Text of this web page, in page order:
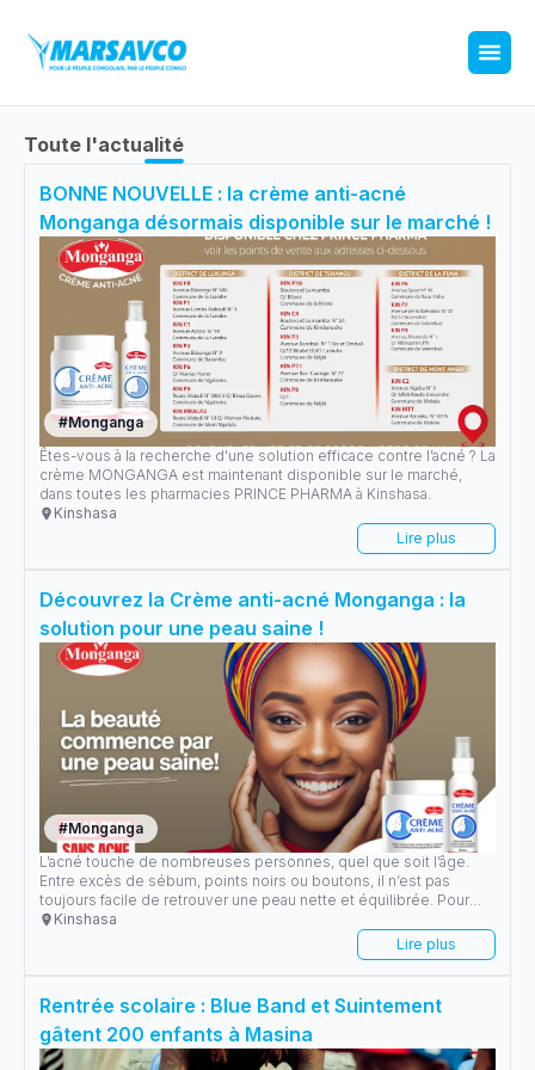
Toute l'actualité
BONNE NOUVELLE : la crème anti-acné
Monganga désormais disponible sur le marché !
#Monganga
Êtes-vous à la recherche d'une solution efficace contre l’acné ? La
crème MONGANGA est maintenant disponible sur le marché,
dans toutes les pharmacies PRINCE PHARMA à Kinshasa.
Kinshasa
Lire plus
Découvrez la Crème anti-acné Monganga : la
solution pour une peau saine !
#Monganga
L’acné touche de nombreuses personnes, quel que soit l’âge.
Entre excès de sébum, points noirs ou boutons, il n’est pas
toujours facile de retrouver une peau nette et équilibrée. Pour
répondre à ce besoin face à la 3ème maladie de la peau en RDC,
MONGANGA la marque experte en protection de la peau a
développé la crème anti-acné efficace et sûre, conçue avec le
Kinshasa
Lire plus
Rentrée scolaire : Blue Band et Suintement
gâtent 200 enfants à Masina